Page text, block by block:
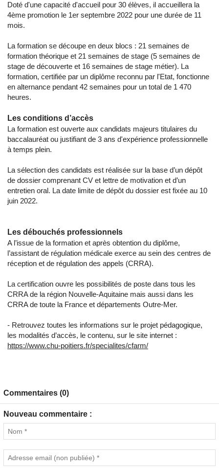
Doté d'une capacité d'accueil pour 30 élèves, il accueillera la
4ème promotion le 1er septembre 2022 pour une durée de 11
mois.
La formation se découpe en deux blocs : 21 semaines de
formation théorique et 21 semaines de stage (5 semaines de
stage de découverte et 16 semaines de stage métier). La
formation, certifiée par un diplôme reconnu par l'Etat, fonctionne
en alternance pendant 42 semaines pour un total de 1 470
heures.
Les conditions d’accès
La formation est ouverte aux candidats majeurs titulaires du
baccalauréat ou justifiant de 3 ans d'expérience professionnelle
à temps plein.
La sélection des candidats est réalisée sur la base d’un dépôt
de dossier comprenant CV et lettre de motivation et d’un
entretien oral. La date limite de dépôt du dossier est fixée au 10
juin 2022.
Les débouchés professionnels
A l’issue de la formation et après obtention du diplôme,
l’assistant de régulation médicale exerce au sein des centres de
réception et de régulation des appels (CRRA).
La certification ouvre les possibilités de poste dans tous les
CRRA de la région Nouvelle-Aquitaine mais aussi dans les
CRRA de toute la France et départements Outre-Mer.
- Retrouvez toutes les informations sur le projet pédagogique,
les modalités d’accès, le contenu, sur le site internet :
https://www.chu-poitiers.fr/specialites/cfarm/
Commentaires (0)
Nouveau commentaire :